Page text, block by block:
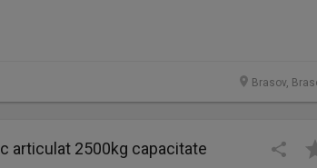
Brasov,
articulat 2500kg capacitate